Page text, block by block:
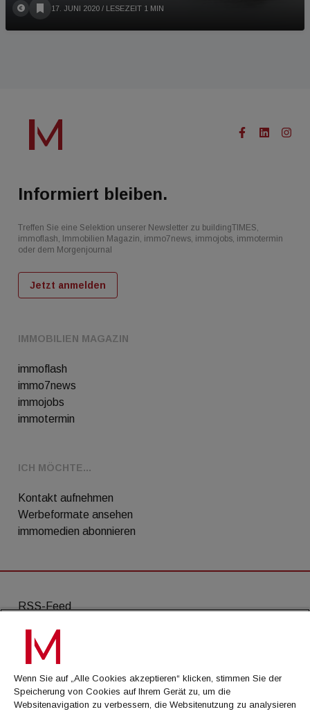
17. JUNI 2020 / LESEZEIT 1 MIN
IMMOBILIEN MAGAZIN
immoflash
immo7news
immojobs
immotermin
ICH MÖCHTE...
Kontakt aufnehmen
Werbeformate ansehen
immomedien abonnieren
Informiert bleiben.
Treffen Sie eine Selektion unserer Newsletter zu buildingTIMES,
immoflash, Immobilien Magazin, immo7news, immojobs, immotermin
oder dem Morgenjournal
Jetzt anmelden
RSS-Feed
AGB
Datenschutz
Kontakt
Impressum
Wenn Sie auf „Alle Cookies akzeptieren“ klicken, stimmen Sie der
Speicherung von Cookies auf Ihrem Gerät zu, um die
Websitenavigation zu verbessern, die Websitenutzung zu analysieren